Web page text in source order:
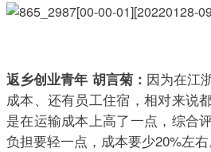
返乡创业青年 胡言菊： 因为在江
成本、还有员工住宿，相对来说
是在运输成本上高了一点，综合
负担要轻一点，成本要少20%左右